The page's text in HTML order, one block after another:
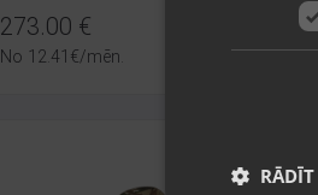
273.00 €
No 12.41 €/mēn.
RĀDĪT